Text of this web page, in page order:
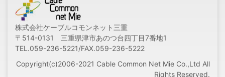
株式会社ケーブルコモンネット三重
〒514-0131 三重県津市あのつ台四丁目7番地1
TEL.059-236-5221/FAX.059-236-5222
Copyright(c)2006-2021 Cable Common Net Mie Co.,Ltd All
Rights Reserved.